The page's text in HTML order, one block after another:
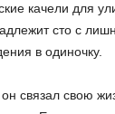
качели для
сто с
в одиночку.
связал свою